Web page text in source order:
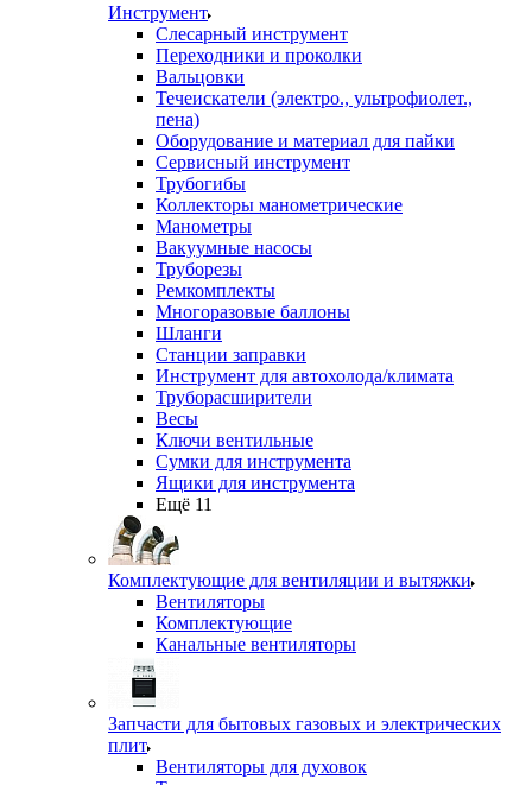
Инструмент
Слесарный инструмент
Переходники и проколки
Вальцовки
Течеискатели (электро., ультрофиолет.,
пена)
Оборудование и материал для пайки
Сервисный инструмент
Трубогибы
Коллекторы манометрические
Манометры
Вакуумные насосы
Труборезы
Ремкомплекты
Многоразовые баллоны
Шланги
Станции заправки
Инструмент для автохолода/климата
Труборасширители
Весы
Ключи вентильные
Сумки для инструмента
Ящики для инструмента
Ещё 11
Комплектующие для вентиляции и вытяжки
Вентиляторы
Комплектующие
Канальные вентиляторы
Запчасти для бытовых газовых и электрических
плит
Вентиляторы для духовок